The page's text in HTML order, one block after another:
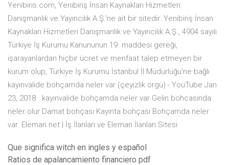
Yenibiris.com, Yenibiriş İnsan Kaynakları Hizmetleri
Danışmanlık ve Yayıncılık A.Ş.'ne ait bir sitedir. Yenibiriş İnsan
Kaynakları Hizmetleri Danışmanlık ve Yayıncılık A.Ş., 4904 sayılı
Türkiye İş Kurumu Kanununun 19. maddesi gereği,
işarayanlardan hiçbir ücret ve menfaat talep etmeyen bir
kurum olup, Türkiye İş Kurumu İstanbul İl Müdürlüğü'ne bağlı
kayınvalide bohçamda neler var (çeyizlik örgü) - YouTube Jan
23, 2018 · kayınvalide bohçamda neler var Gelin bohcasinda
neler olur Damat bohçası Kayinta bohçası Bohçamda neler
var. Eleman.net | İş İlanları ve Eleman İlanları Sitesi
Que significa witch en ingles y español
Ratios de apalancamiento financiero pdf